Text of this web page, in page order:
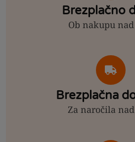
Brezplačno
Ob nakupu
Brezplačna
Za naročila